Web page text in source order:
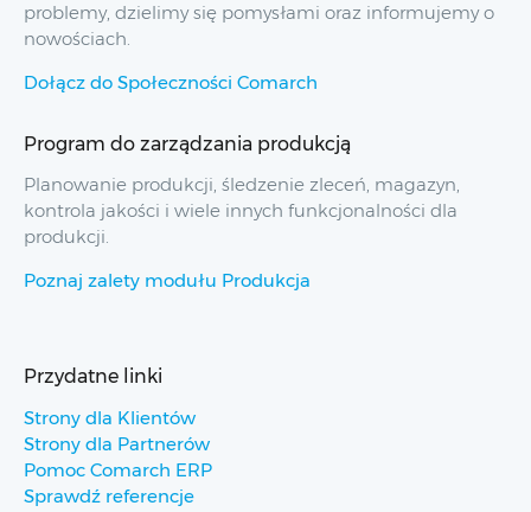
problemy, dzielimy się pomysłami oraz informujemy o
nowościach.
Dołącz do Społeczności Comarch
Program do zarządzania produkcją
Planowanie produkcji, śledzenie zleceń, magazyn,
kontrola jakości i wiele innych funkcjonalności dla
produkcji.
Poznaj zalety modułu Produkcja
Przydatne linki
Strony dla Klientów
Strony dla Partnerów
Pomoc Comarch ERP
Sprawdź referencje